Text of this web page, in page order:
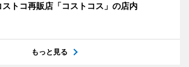
ストコ再販店「コストコス」の店内
もっと見る